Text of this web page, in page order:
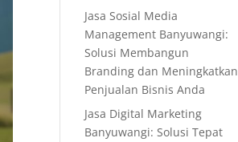
Jasa Sosial Media
Management Banyuwangi:
Solusi Membangun
Branding dan Meningkatkan
Penjualan Bisnis Anda
Jasa Digital Marketing
Banyuwangi: Solusi Tepat